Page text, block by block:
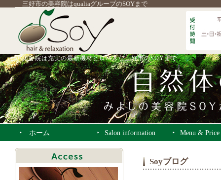
三好市の美容院はqualiaグループのSOYまで
美容院は充実の最新機材とロハスな三好市のSOYまで
ホーム Salon information Menu & Price
Soyブログ